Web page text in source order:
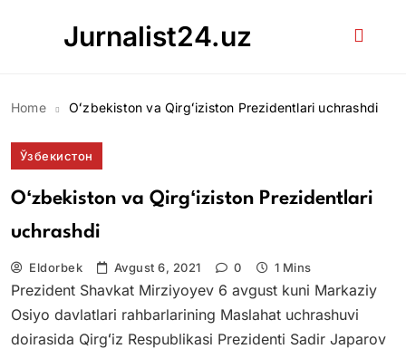
Jurnalist24.uz
Home Oʻzbekiston va Qirgʻiziston Prezidentlari uchrashdi
Ўзбекистон
Oʻzbekiston va Qirgʻiziston Prezidentlari
uchrashdi
Eldorbek Avgust 6, 2021 0 1 Mins
Prezident Shavkat Mirziyoyev 6 avgust kuni Markaziy
Osiyo davlatlari rahbarlarining Maslahat uchrashuvi
doirasida Qirgʻiz Respublikasi Prezidenti Sadir Japarov